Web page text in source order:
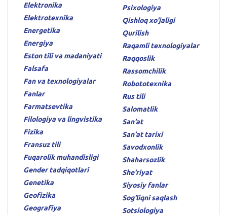
Elektronika
Elektrotexnika
Energetika
Energiya
Eston tili va madaniyati
Falsafa
Fan va texnologiyalar
Fanlar
Farmatsevtika
Filologiya va lingvistika
Fizika
Fransuz tili
Fuqarolik muhandisligi
Gender tadqiqotlari
Genetika
Geofizika
Geografiya
Psixologiya
Qishloq xo'jaligi
Qurilish
Raqamli texnologiyalar
Raqqoslik
Rassomchilik
Robototexnika
Rus tili
Salomatlik
San'at
San'at tarixi
Savodxonlik
Shaharsozlik
She'riyat
Siyosiy fanlar
Sog'liqni saqlash
Sotsiologiya